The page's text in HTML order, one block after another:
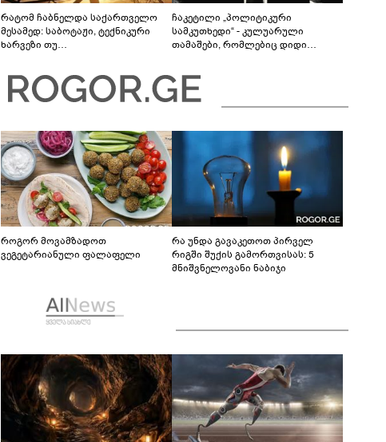
რატომ ჩაბნელდა საქართველო
მესამედ: საბოტაჟი, ტექნიკური
ხარვეზი თუ
ჩაკეტილი „პოლიტიკური
სამკუთხედი“ - კულუარული
თამაშები, რომლებიც დიდი
როგორ მოვამზადოთ
ვეგეტარიანული ფალაფელი
რა უნდა გავაკეთოთ პირველ
რიგში შუქის გამორთვისას: 5
მნიშვნელოვანი ნაბიჯი